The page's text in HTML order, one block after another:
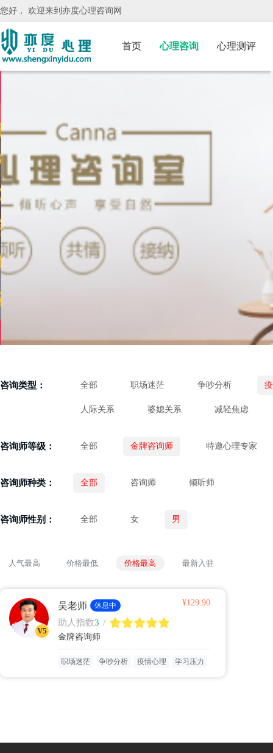
您好， 欢迎来到亦度心理咨询网
首页 心理咨询 心理测评
咨询类型： 全部 职场迷茫 争吵分析
人际关系 婆媳关系 减轻焦虑
咨询师等级： 全部 金牌咨询师 特邀心理专家
咨询师种类： 全部 咨询师 倾听师
咨询师性别： 全部 女 男
人气最高 价格最低 价格最高 最新入驻
V5
吴老师 休息中 ¥129.90
助人指数3 /
金牌咨询师
职场迷茫 争吵分析 疫情心理 学习压力